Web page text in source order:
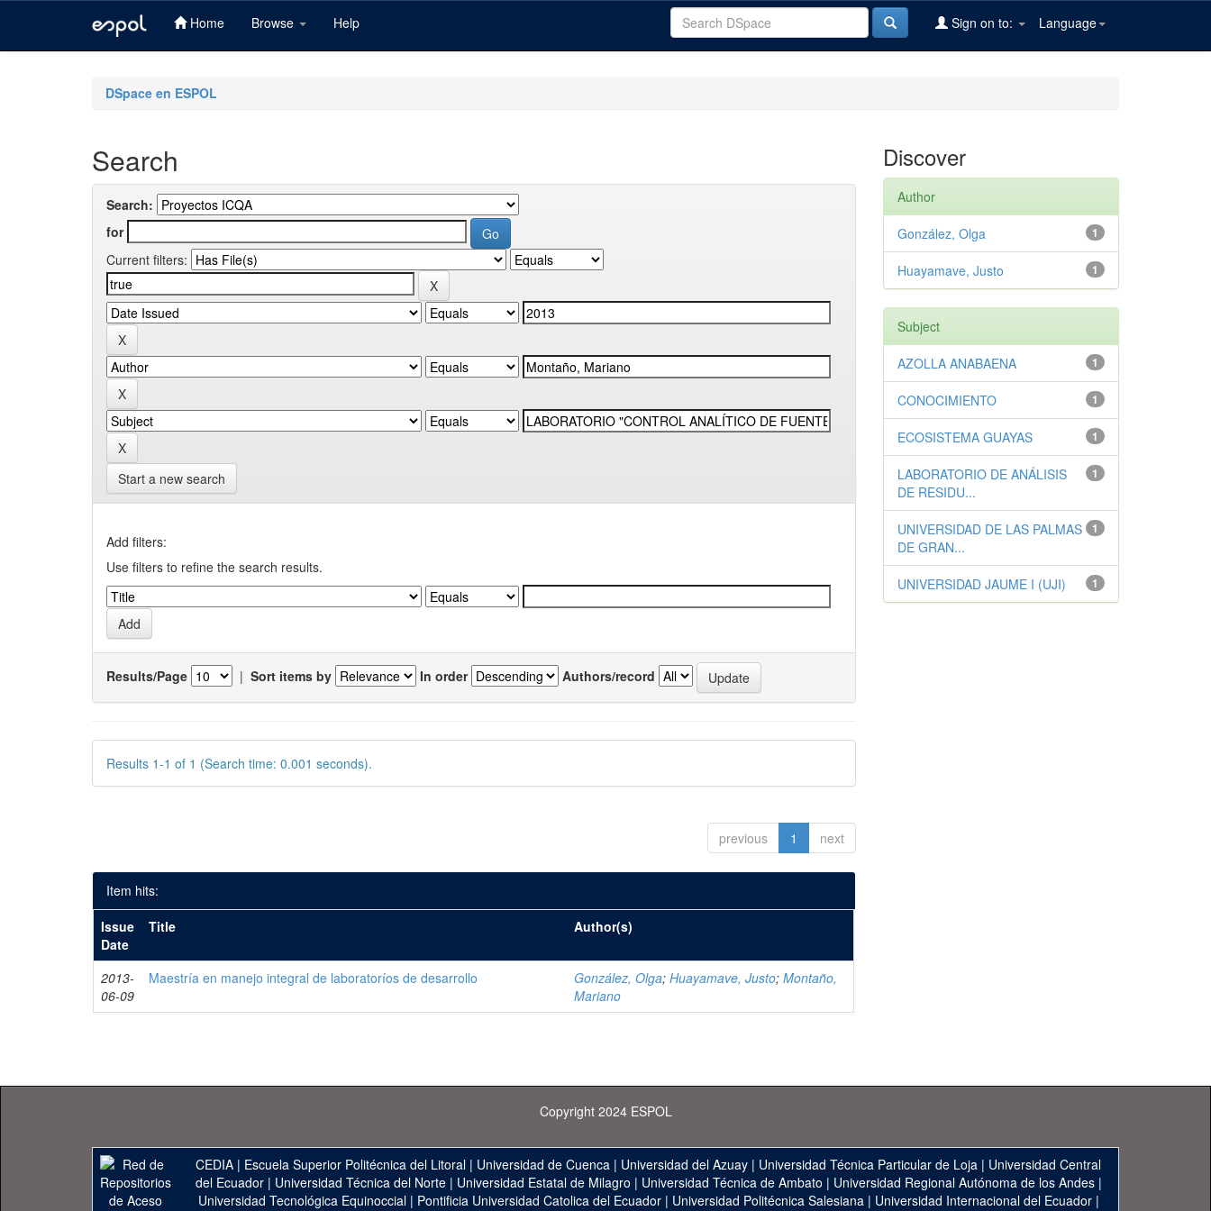
Home Browse Help Language
Sign on to:
DSpace en ESPOL
Search
Search:
for
Current filters:
Start a new search
Add filters:
Use filters to refine the search results.
Results/Page | Sort items by In order Authors/record
Results 1-1 of 1 (Search time: 0.001 seconds).
previous 1 next
Item hits:
Issue
Date
Title Author(s)
2013-
06-09
Maestría en manejo integral de laboratoríos de desarrollo González, Olga;Huayamave, Justo;Montaño,
Mariano
Discover
Author
1
González, Olga
1
Huayamave, Justo
Subject
1
AZOLLA ANABAENA
1
CONOCIMIENTO
1
ECOSISTEMA GUAYAS
1
LABORATORIO DE ANÁLISIS
DE RESIDU...
1
UNIVERSIDAD DE LAS PALMAS
DE GRAN...
1
UNIVERSIDAD JAUME I (UJI)
Copyright 2024 ESPOL
CEDIA | Escuela Superior Politécnica del Litoral | Universidad de Cuenca | Universidad del Azuay | Universidad Técnica Particular de Loja | Universidad Central
del Ecuador| Universidad Técnica del Norte| Universidad Estatal de Milagro | Universidad Técnica de Ambato | Universidad Regional Autónoma de los Andes|
Universidad Tecnológica Equinoccial| Pontificia Universidad Catolica del Ecuador| Universidad Politécnica Salesiana| Universidad Internacional del Ecuador|